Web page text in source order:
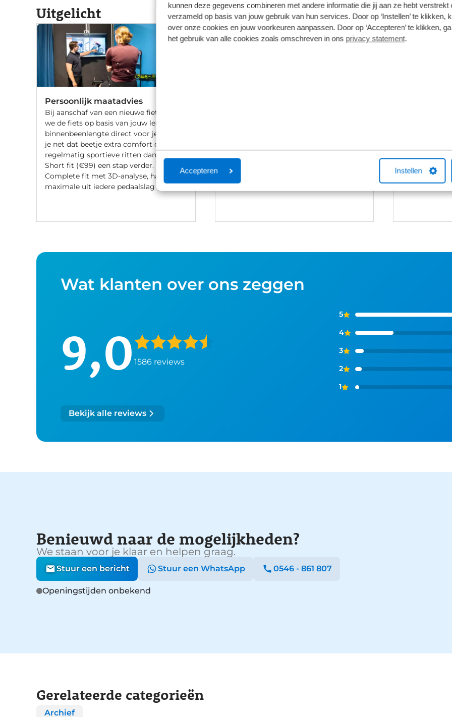
kunnen deze gegevens combineren met andere informatie die jij aan ze hebt verstrekt
verzameld op basis van jouw gebruik van hun services. Door op ‘Instellen’ te klikken,
over onze cookies en jouw voorkeuren aanpassen. Door op ‘Accepteren’ te klikken,
het gebruik van alle cookies zoals omschreven in ons privacy statement.
Accepteren Instellen
Uitgelicht
Persoonlijk maatadvies
Bij aanschaf van een nieuwe fiets stellen
we de fiets op basis van jouw lengte en
binnenbeenlengte direct voor je af. Wil
je net dat beetje extra comfort of fiets je
regelmatig sportieve ritten dan gaat de
Short fit (€99) een stap verder. Met een
Complete fit met 3D-analyse, haal je het
maximale uit iedere pedaalslag (€249).
De Bosch
zit midden
Links naast
een extra
gebruiken
schakelen.
Wat klanten over ons zeggen
9,0 1586 reviews
5
4
3
2
1
Bekijk alle reviews
Benieuwd naar de mogelijkheden?
We staan voor je klaar en helpen graag.
Stuur een bericht Stuur een WhatsApp 0546 - 861 807
Openingstijden onbekend
Gerelateerde categorieën
Archief